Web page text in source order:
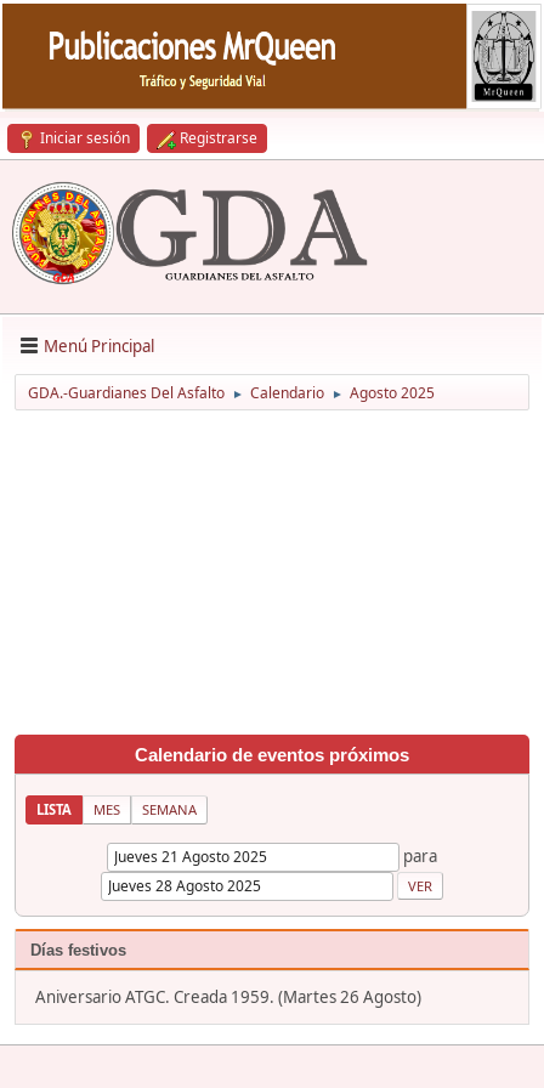
Iniciar sesión Registrarse
Menú Principal
GDA.-Guardianes Del Asfalto ► Calendario ► Agosto 2025
Calendario de eventos próximos
LISTA MES SEMANA
para
Días festivos
Aniversario ATGC. Creada 1959. (Martes 26 Agosto)